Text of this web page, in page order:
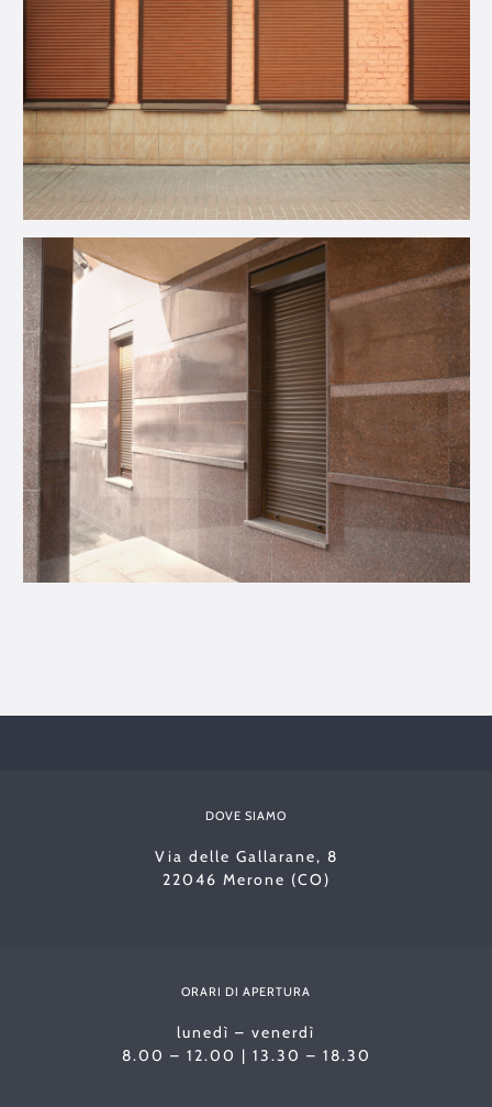
DOVE SIAMO
Via delle Gallarane, 8
22046 Merone (CO)
ORARI DI APERTURA
lunedì – venerdì
8.00 – 12.00 | 13.30 – 18.30